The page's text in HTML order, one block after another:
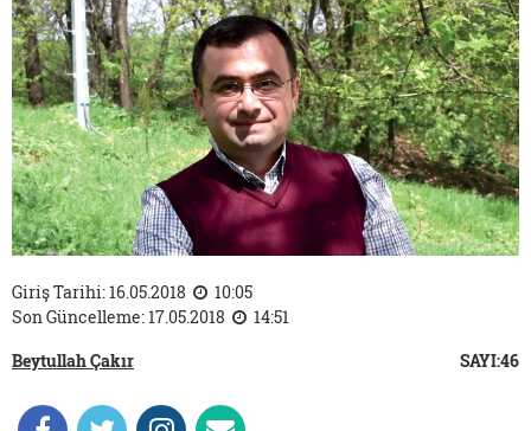
Giriş Tarihi: 16.05.2018
10:05
Son Güncelleme: 17.05.2018
14:51
Beytullah Çakır
SAYI:46